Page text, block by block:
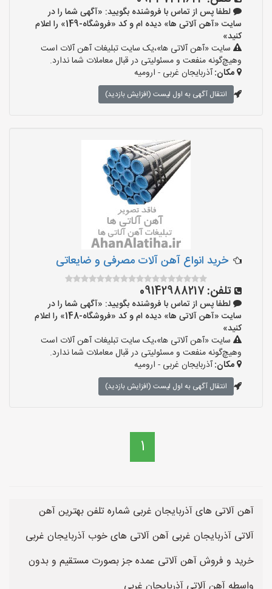
لطفا پس از تماس با فروشنده بگویید: «آگهی شما را در
سایت «آهن آلاتی ها» دیده ام و کد «فروشگاه-149» را اعلام
کنید»
سایت «آهن آلاتی ها»،یک سایت تبلیغات آهن آلات است
وهیچ‌گونه منفعت و مسئولیتی در قبال معاملات شما ندارد.
مکان:آذربایجان غربی - ارومیه
انتقال آگهی به اول لیست (افزایش بازدید)
خرید انواع آهن آلات مصرفی و ضایعاتی
تلفن: 09142988217
لطفا پس از تماس با فروشنده بگویید: «آگهی شما را در
سایت «آهن آلاتی ها» دیده ام و کد «فروشگاه-148» را اعلام
کنید»
سایت «آهن آلاتی ها»،یک سایت تبلیغات آهن آلات است
وهیچ‌گونه منفعت و مسئولیتی در قبال معاملات شما ندارد.
مکان:آذربایجان غربی - ارومیه
انتقال آگهی به اول لیست (افزایش بازدید)
1
آهن آلاتی های آذربایجان غربی شماره تلفن بهترین آهن
آلاتی آذربایجان غربی آهن آلاتی های خوب آذربایجان غربی
خرید و فروش آهن آلاتی عمده جز بصورت مستقیم و بدون